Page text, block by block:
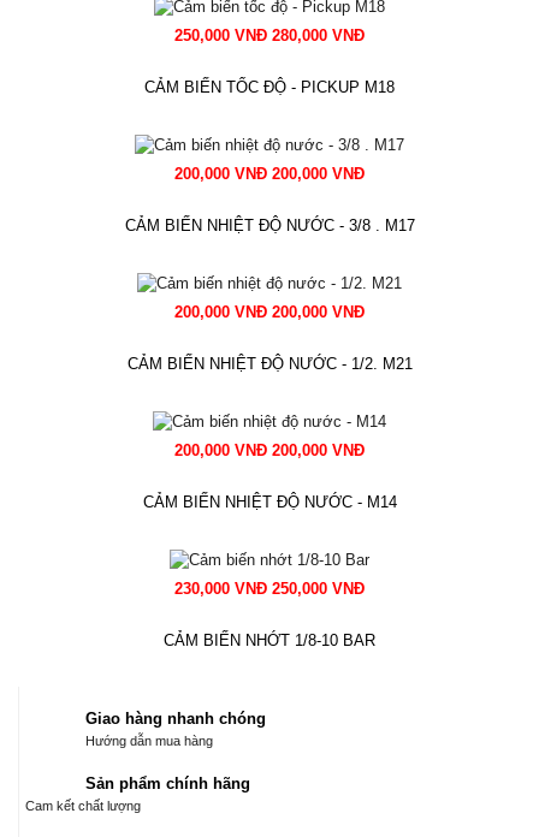
250,000 VNĐ 280,000 VNĐ
CẢM BIẾN TỐC ĐỘ - PICKUP M18
200,000 VNĐ 200,000 VNĐ
CẢM BIẾN NHIỆT ĐỘ NƯỚC - 3/8 . M17
200,000 VNĐ 200,000 VNĐ
CẢM BIẾN NHIỆT ĐỘ NƯỚC - 1/2. M21
200,000 VNĐ 200,000 VNĐ
CẢM BIẾN NHIỆT ĐỘ NƯỚC - M14
230,000 VNĐ 250,000 VNĐ
CẢM BIẾN NHỚT 1/8-10 BAR
Giao hàng nhanh chóng
Hướng dẫn mua hàng
Sản phẩm chính hãng
Cam kết chất lượng